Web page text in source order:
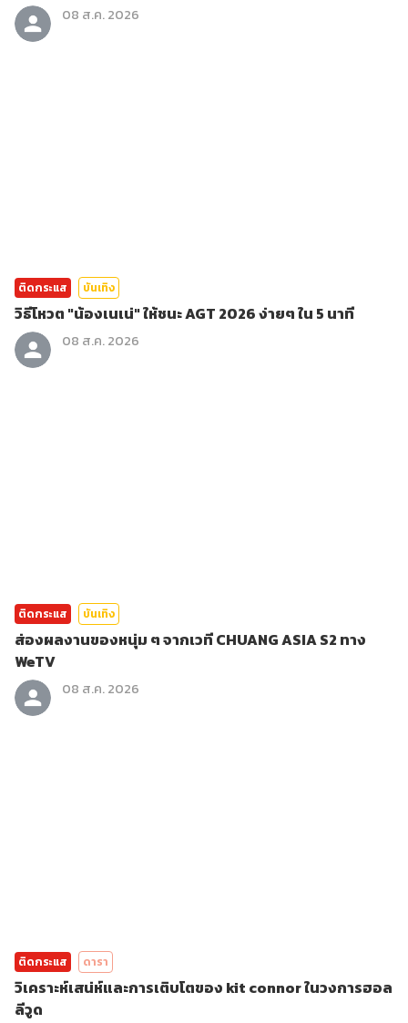
08 ส.ค. 2026
ติดกระแส บันเทิง
วิธีโหวต "น้องเนเน่" ให้ชนะ AGT 2026 ง่ายๆ ใน 5 นาที
08 ส.ค. 2026
ติดกระแส บันเทิง
ส่องผลงานของหนุ่ม ๆ จากเวที CHUANG ASIA S2 ทาง
WeTV
08 ส.ค. 2026
ติดกระแส ดารา
วิเคราะห์เสน่ห์และการเติบโตของ kit connor ในวงการฮอล
ลีวูด